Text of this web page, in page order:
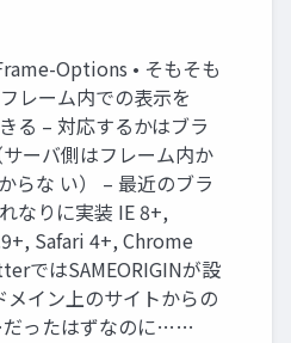
Options • そもそも
レーム内での表示を
る – 対応するかはブラ
ーバ側はフレーム内か
らな い） – 最近のブラ
なりに実装 IE 8+,
Safari 4+, Chrome
ではSAMEORIGINが設
イン上のサイトからの
ったはずなのに……